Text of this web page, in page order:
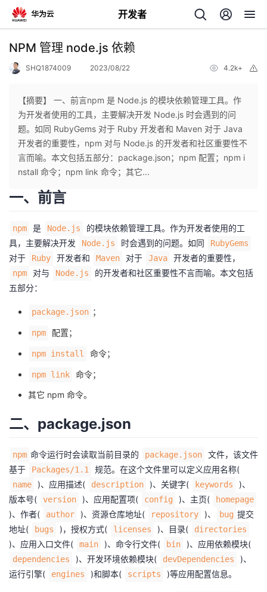
开发者
返
个
人
主
页
我
的
开
发
者
坛
圈
子
的
直
播
我
的
活
动
我
的
关
注
我
的
开
发
我
的
Programs
我
的
NPM 管理 node.js 依赖
SHQ1874009 2023/08/22 4.2k+
【摘要】 一、前言npm 是 Node.js 的模块依赖管理工具。作
为开发者使用的工具，主要解决开发 Node.js 时会遇到的问
题。如同 RubyGems 对于 Ruby 开发者和 Maven 对于 Java
开发者的重要性，npm 对与 Node.js 的开发者和社区重要性不
言而喻。本文包括五部分：package.json；npm 配置；npm i
nstall 命令；npm link 命令；其它...
一、前言
npm 是 Node.js
的模块依赖管理工具。作为开发者使用的工
具，主要解决开发
Node.js 时会遇到的问题。如同 RubyGems
对于 Ruby 开发者和 Maven 对于 Java 开发者的重要性，
npm 对与 Node.js
的开发者和社区重要性不言而喻。本文包括
五部分：
package.json ；
npm 配置；
npm install 命令；
npm link
命令；
其它 npm 命令。
二、package.json
npm 命令运行时会读取当前目录的 package.json
文件，该文件
基于
Packages/1.1 规范。在这个文件里可以定义应用名称(
name )、应用描述( description )、关键字( keywords
)、
版本号(
version )、应用配置项( config )、主页( homepage
)、作者( author )、资源仓库地址( repository )、 bug 提交
地址(
bugs )，授权方式( licenses )、目录( directories
)、应用入口文件( main )、命令行文件( bin )、应用依赖模块(
dependencies )、开发环境依赖模块( devDependencies
)、
运行引擎(
engines )和脚本( scripts )等应用配置信息。